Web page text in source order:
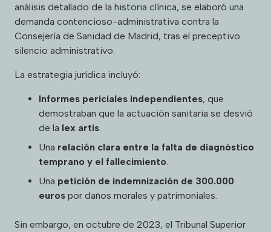
análisis detallado de la historia clínica, se elaboró una
demanda contencioso-administrativa contra la
Consejería de Sanidad de Madrid, tras el preceptivo
silencio administrativo.
La estrategia jurídica incluyó:
Informes periciales independientes, que
demostraban que la actuación sanitaria se desvió
de la lex artis
Una relación clara entre la falta de diagnóstico
temprano y el fallecimiento
Una petición de indemnización de 300.000
euros por daños morales y patrimoniales.
Sin embargo, en octubre de 2023, el Tribunal Superior